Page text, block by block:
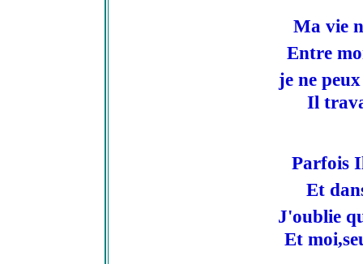
Ma vie
Entre
je ne
Il
Parfois
Et
J'oublie
Et